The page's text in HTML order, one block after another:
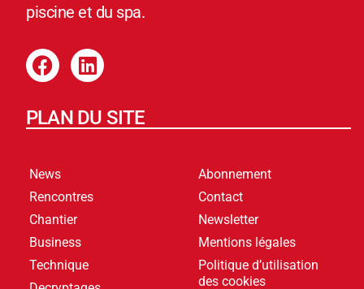
piscine et du spa.
PLAN DU SITE
News
Rencontres
Chantier
Business
Technique
Abonnement
Contact
Newsletter
Mentions légales
Politique d’utilisation
des cookies